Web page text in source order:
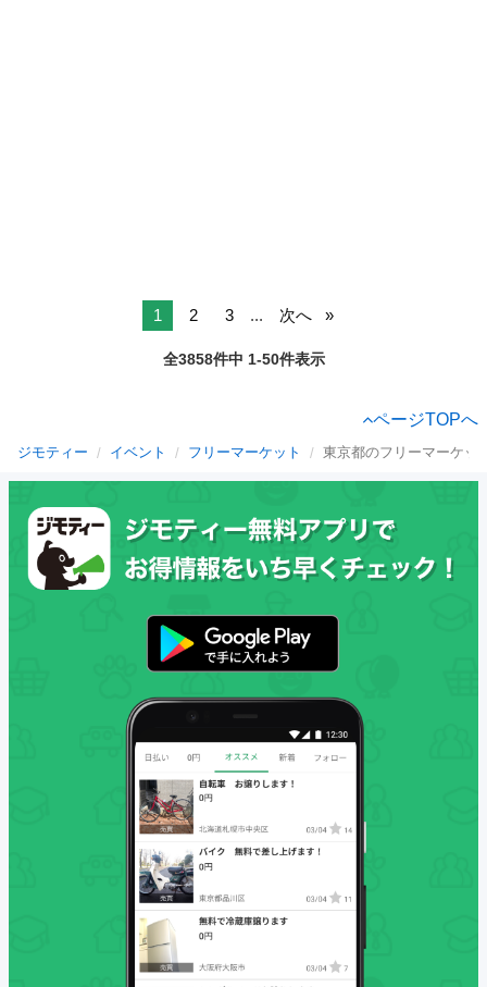
1 2 3 ... 次へ
全3858件中 1-50件表示
ページTOPへ
ジモティー イベント フリーマーケット 東京都のフリーマーケッ